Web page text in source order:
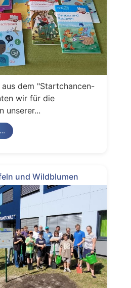
dem "Startchancen-
wir für die
unserer...
und Wildblumen